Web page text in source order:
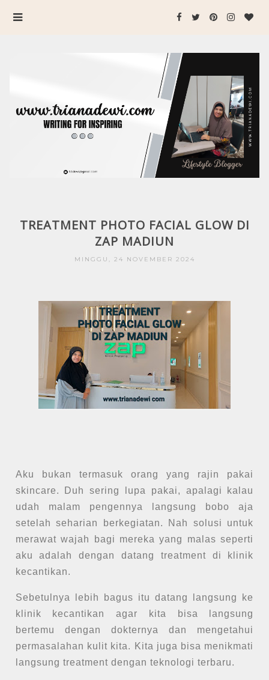
TREATMENT PHOTO FACIAL GLOW DI
ZAP MADIUN
MINGGU, 24 NOVEMBER 2024
Aku bukan termasuk orang yang rajin pakai
skincare. Duh sering lupa pakai, apalagi kalau
udah malam pengennya langsung bobo aja
setelah seharian berkegiatan. Nah solusi untuk
merawat wajah bagi mereka yang malas seperti
aku adalah dengan datang treatment di klinik
kecantikan.
Sebetulnya lebih bagus itu datang langsung ke
klinik kecantikan agar kita bisa langsung
bertemu dengan dokternya dan mengetahui
permasalahan kulit kita. Kita juga bisa menikmati
langsung treatment dengan teknologi terbaru.